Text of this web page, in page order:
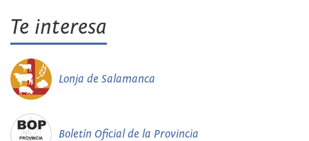
Te interesa
Lonja de Salamanca
Boletín Oficial de la Provincia